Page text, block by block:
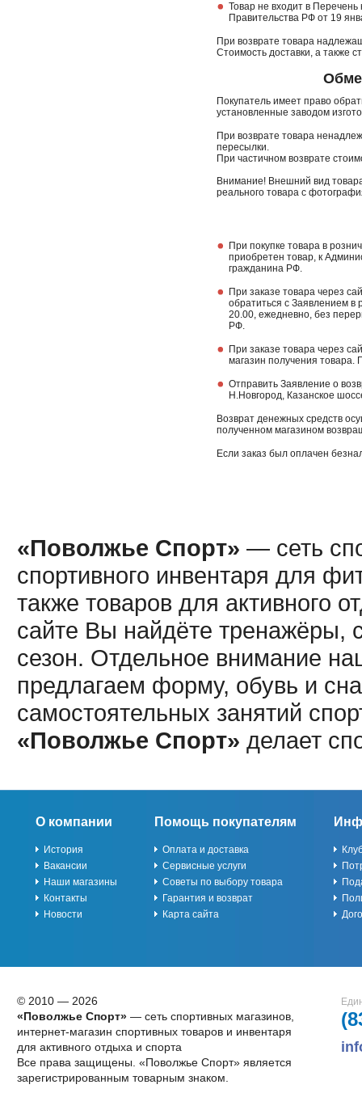
Товар не входит в
Правительства РФ от 19
При возврате товара
Стоимость доставки, а также
Покупатель имеет право
установленные заводом
При возврате товара
пересылки.
При частичном возврате
Внимание! Внешний вид
реального товара с
При покупке товара в
приобретен товар, к
гражданина РФ.
При заказе товара через
обратиться с Заявлением в
20.00, ежедневно, без
РФ.
При заказе товара через
магазин получения товара.
Отправить Заявление о
Н.Новгород, Казанское
Возврат денежных средств
полученном магазином
Если заказ был оплачен
«Поволжье Спорт» — сеть
спортивного инвентаря для
также товаров для активного
сайте Вы найдёте тренажёры,
сезон. Отдельное внимание
предлагаем форму, обувь и
самостоятельных занятий
«Поволжье Спорт» делает
О компании
История
Вакансии
Наши магазины
Контакты
Новости
Помощь покупателям
Оплата и доставка
Сервисные услуги
Советы по выбору товара
Гарантия и возврат
Карта сайта
© 2010 — 2026
«Поволжье Спорт»— сеть спортивных магазинов,
интернет-магазин спортивных товаров и инвентаря
для активного отдыха и спорта
Все права защищены. «Поволжье Спорт» является
зарегистрированным товарным знаком.